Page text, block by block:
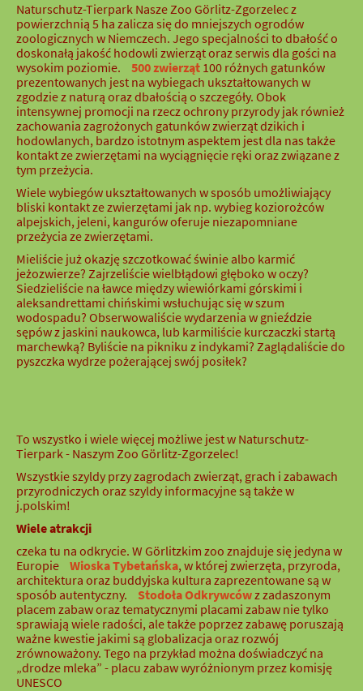
Naturschutz-Tierpark Nasze Zoo Görlitz-Zgorzelec z
powierzchnią 5 ha zalicza się do mniejszych ogrodów
zoologicznych w Niemczech. Jego specjalności to dbałość o
doskonałą jakość hodowli zwierząt oraz serwis dla gości na
wysokim poziomie.
500 zwierząt 100 różnych gatunków
prezentowanych jest na wybiegach ukształtowanych w
zgodzie z naturą oraz dbałością o szczegóły. Obok
intensywnej promocji na rzecz ochrony przyrody jak również
zachowania zagrożonych gatunków zwierząt dzikich i
hodowlanych, bardzo istotnym aspektem jest dla nas także
kontakt ze zwierzętami na wyciągnięcie ręki oraz związane z
tym przeżycia.
Wiele wybiegów ukształtowanych w sposób umożliwiający
bliski kontakt ze zwierzętami jak np. wybieg koziorożców
alpejskich, jeleni, kangurów oferuje niezapomniane
przeżycia ze zwierzętami.
Mieliście już okazję szczotkować świnie albo karmić
jeżozwierze? Zajrzeliście wielbłądowi głęboko w oczy?
Siedzieliście na ławce między wiewiórkami górskimi i
aleksandrettami chińskimi wsłuchując się w szum
wodospadu? Obserwowaliście wydarzenia w gnieździe
sępów z jaskini naukowca, lub karmiliście kurczaczki startą
marchewką? Byliście na pikniku z indykami? Zaglądaliście do
pyszczka wydrze pożerającej swój posiłek?
To wszystko i wiele więcej możliwe jest w Naturschutz-
Tierpark - Naszym Zoo Görlitz-Zgorzelec!
Wszystkie szyldy przy zagrodach zwierząt, grach i zabawach
przyrodniczych oraz szyldy informacyjne są także w
j.polskim!
Wiele atrakcji
czeka tu na odkrycie. W Görlitzkim zoo znajduje się jedyna w
Europie
Wioska Tybetańska, w której zwierzęta, przyroda,
architektura oraz buddyjska kultura zaprezentowane są w
sposób autentyczny.
Stodoła Odkrywcówz zadaszonym
placem zabaw oraz tematycznymi placami zabaw nie tylko
sprawiają wiele radości, ale także poprzez zabawę poruszają
ważne kwestie jakimi są globalizacja oraz rozwój
zrównoważony. Tego na przykład można doświadczyć na
„drodze mleka” - placu zabaw wyróżnionym przez komisję
UNESCO